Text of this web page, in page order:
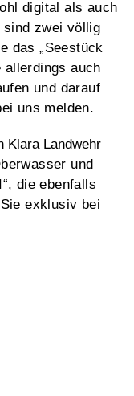
digital als auch
sind zwei völlig
das „Seestück
allerdings auch
und darauf
uns melden.
Klara Landwehr
und
, die ebenfalls
exklusiv bei